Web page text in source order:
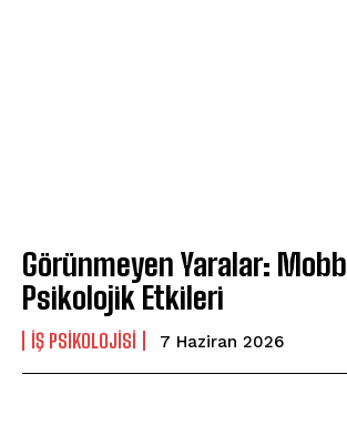
Görünmeyen Yaralar:
Psikolojik Etkileri
İŞ PSIKOLOJISI 7 Haziran 2026